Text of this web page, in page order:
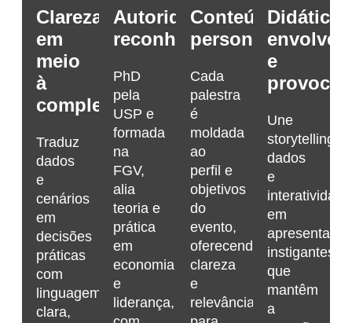
Clareza
em
meio
à
complexidade
Traduz
dados
e
cenários
em
decisões
práticas
com
linguagem
clara,
Autoridade
reconhecida
PhD
pela
USP e
formada
na
FGV,
alia
teoria e
prática
em
economia
e
liderança,
Conteúdo
personalizado
Cada
palestra
é
moldada
ao
perfil e
objetivos
do
evento,
oferecendo
clareza
e
relevância
Didática
e
Une
storytelling,
dados
e
interatividade
em
instigantes
que
mantêm
a